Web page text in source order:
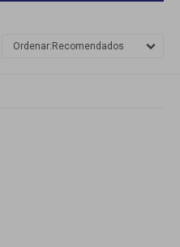
Recomendados